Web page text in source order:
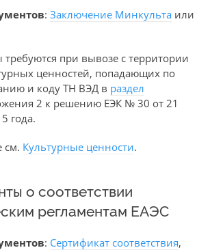
: Заключение Минкульта или
при вывозе с территории
ценностей, попадающих по
и коду ТН ВЭД в раздел
2 к решению ЕЭК № 30 от 21
года.
см. Культурные ценности.
о соответствии
регламентам ЕАЭС
: Сертификат соответствия,